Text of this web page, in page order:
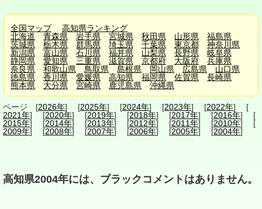
全国マップ
高知県ランキング
北海道
青森県 岩手県 宮城県 秋田県 山形県
福島県
茨城県
栃木県 群馬県 埼玉県 千葉県 東京都
神奈川県
新潟県
富山県 石川県 福井県 山梨県 長野県
岐阜県
静岡県
愛知県 三重県 滋賀県 京都府 大阪府
兵庫県
奈良県
和歌山県 鳥取県 島根県 岡山県 広島県
山口県
徳島県
香川県 愛媛県 高知県 福岡県 佐賀県
長崎県
熊本県
大分県 宮崎県 鹿児島県 沖縄県
ページ [2026年] [2025年] [2024年] [2023年] [2022年] [
2021年] [2020年] [2019年] [2018年] [2017年] [2016年] [
2015年] [2014年] [2013年] [2012年] [2011年] [2010年] [
2009年] [2008年] [2007年] [2006年] [2005年] [2004年]
高知県2004年には、ブラックコメントはありません。